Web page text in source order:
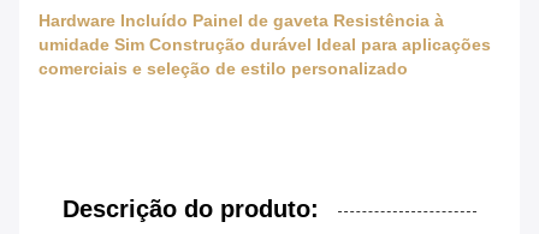
Hardware Incluído Painel de gaveta Resistência à
umidade Sim Construção durável Ideal para aplicações
comerciais e seleção de estilo personalizado
Descrição do produto: